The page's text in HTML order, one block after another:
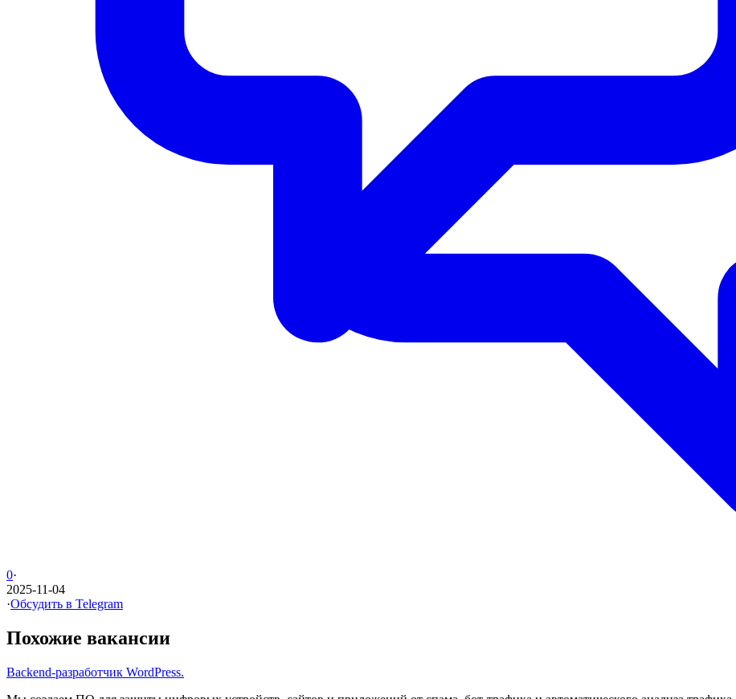
0·
2025-11-04
·Обсудить в Telegram
Похожие вакансии
Backend-разработчик WordPress.